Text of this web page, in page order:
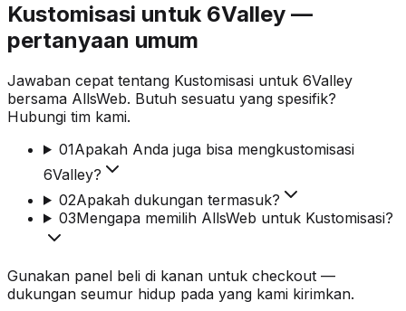
Kustomisasi untuk 6Valley —
pertanyaan umum
Jawaban cepat tentang Kustomisasi untuk 6Valley
bersama AllsWeb. Butuh sesuatu yang spesifik?
Hubungi tim kami.
01Apakah Anda juga bisa mengkustomisasi
6Valley?
02Apakah dukungan termasuk?
03Mengapa memilih AllsWeb untuk Kustomisasi?
Gunakan panel beli di kanan untuk checkout —
dukungan seumur hidup pada yang kami kirimkan.